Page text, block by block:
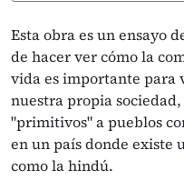
Esta obra es un ensayo
de hacer ver cómo la
vida es importante para
nuestra propia
"primitivos" a pueblos
en un país donde existe
como la hindú.